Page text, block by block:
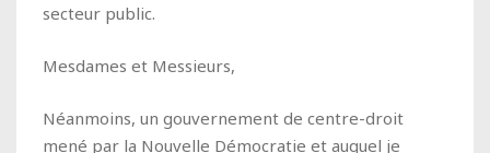
secteur public.
Mesdames et Messieurs,
Néanmoins, un gouvernement de centre-droit
mené par la Nouvelle Démocratie et auquel je